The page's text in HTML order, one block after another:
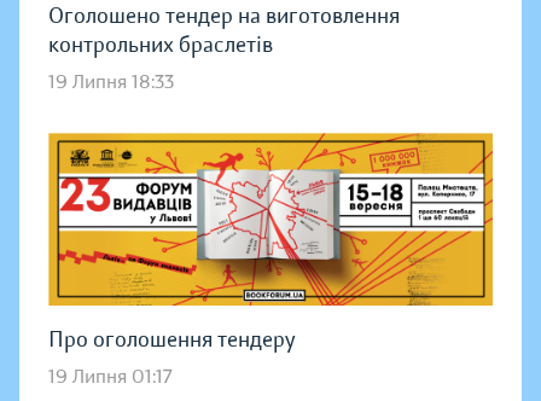
Оголошено тендер на виготовлення
контрольних браслетів
19 Липня 18:33
Про оголошення тендеру
19 Липня 01:17